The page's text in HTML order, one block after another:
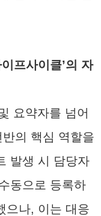
프사이클’의 자
요약자를 넘어
의 핵심 역할을
발생 시 담당자
동으로 등록하
으나, 이는 대응